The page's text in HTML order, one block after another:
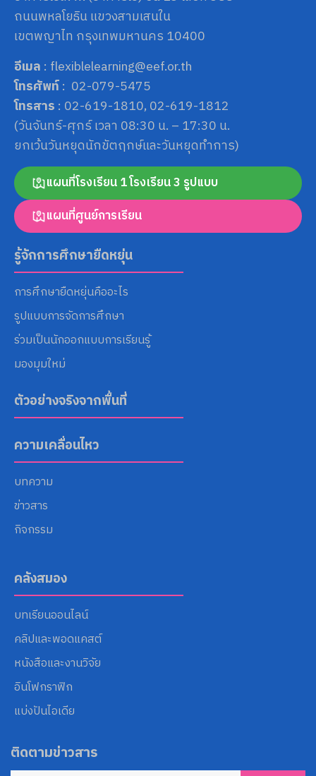
ถนนพหลโยธิน แขวงสามเสนใน
เขตพญาไท กรุงเทพมหานคร 10400
อีเมล : flexiblelearning@eef.or.th
โทรศัพท์: 02-079-5475
โทรสาร : 02-619-1810, 02-619-1812
(วันจันทร์-ศุกร์ เวลา 08:30 น. – 17:30 น.
ยกเว้นวันหยุดนักขัตฤกษ์และวันหยุดทำการ)
แผนที่โรงเรียน 1 โรงเรียน 3 รูปแบบ
แผนที่ศูนย์การเรียน
รู้จักการศึกษายืดหยุ่น
การศึกษายืดหยุ่นคืออะไร
รูปแบบการจัดการศึกษา
ร่วมเป็นนักออกแบบการเรียนรู้
มองมุมใหม่
ตัวอย่างจริงจากพื้นที่
ความเคลื่อนไหว
บทความ
ข่าวสาร
กิจกรรม
คลังสมอง
บทเรียนออนไลน์
คลิปและพอดแคสต์
หนังสือและงานวิจัย
อินโฟกราฟิก
แบ่งปันไอเดีย
ติดตามข่าวสาร